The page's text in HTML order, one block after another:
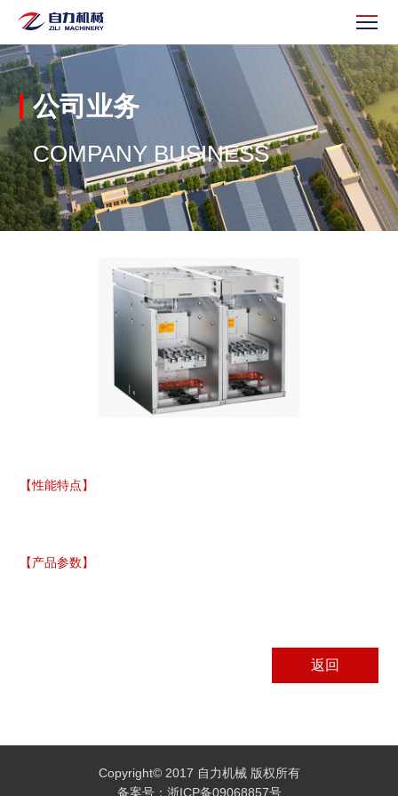
公司业务
COMPANY BUSINESS
【性能特点】
【产品参数】
返回
Copyright© 2017 自力机械 版权所有
备案号：浙ICP备09068857号